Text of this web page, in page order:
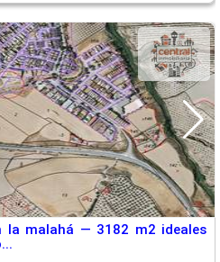
la malahá — 3182 m2 ideales